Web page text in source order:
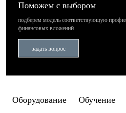
Поможем с выбором
подберем модель соответствующую
финансовых вложений
задать вопрос
Оборудование Обучение